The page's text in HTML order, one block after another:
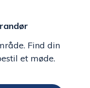
Find din
et møde.